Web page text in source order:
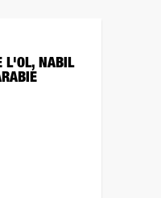
L'OL, NABIL